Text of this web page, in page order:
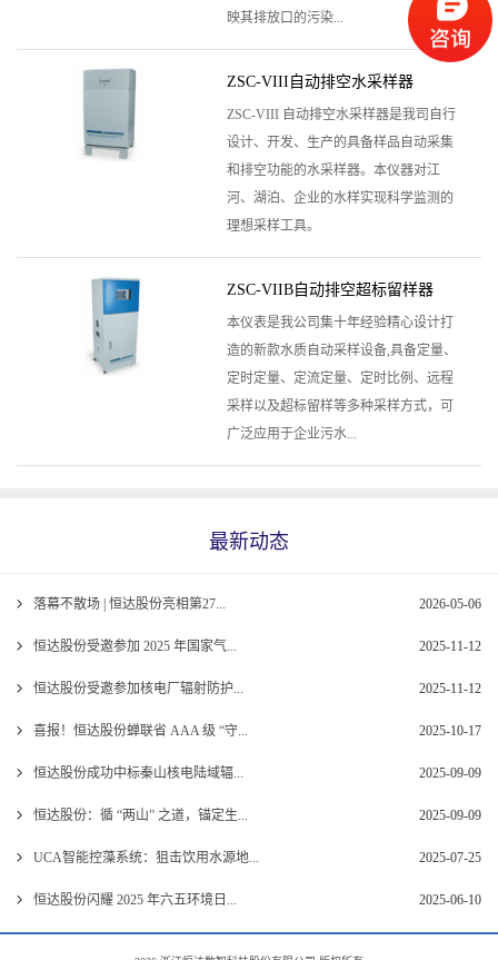
映其排放口的污染...
ZSC-VIII自动排空水采样器
ZSC-VIII 自动排空水采样器是我司自行
设计、开发、生产的具备样品自动采集
和排空功能的水采样器。本仪器对江
河、湖泊、企业的水样实现科学监测的
理想采样工具。
ZSC-VIIB自动排空超标留样器
本仪表是我公司集十年经验精心设计打
造的新款水质自动采样设备,具备定量、
定时定量、定流定量、定时比例、远程
采样以及超标留样等多种采样方式，可
广泛应用于企业污水...
最新动态
落幕不散场 | 恒达股份亮相第27... 2026-05-06
恒达股份受邀参加 2025 年国家气... 2025-11-12
恒达股份受邀参加核电厂辐射防护... 2025-11-12
喜报！恒达股份蝉联省 AAA 级 “守... 2025-10-17
恒达股份成功中标秦山核电陆域辐... 2025-09-09
恒达股份：循 “两山” 之道，锚定生... 2025-09-09
UCA智能控藻系统：狙击饮用水源地... 2025-07-25
恒达股份闪耀 2025 年六五环境日... 2025-06-10